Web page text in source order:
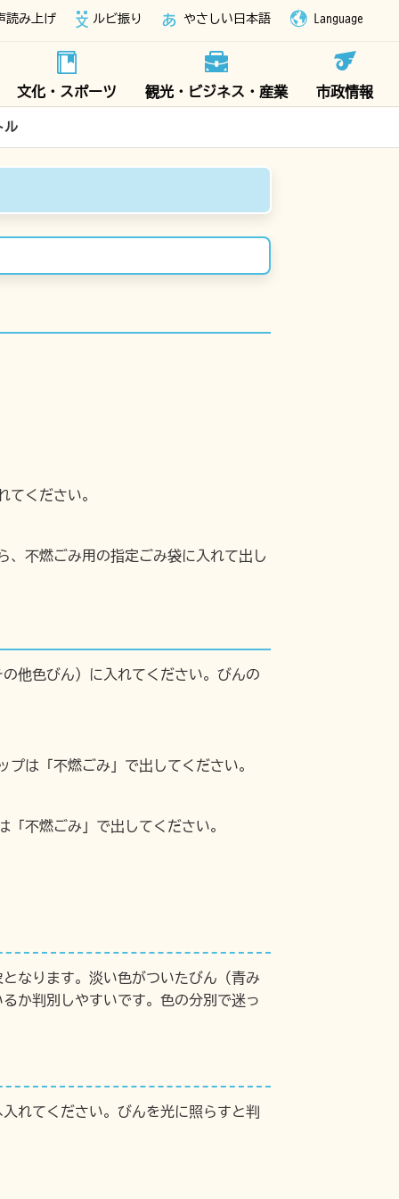
読み上げ ルビ振り やさしい日本語 Language
文化・スポーツ 観光・ビジネス・産業 市政情報
ル
てください。
、不燃ごみ用の指定ごみ袋に入れて出し
他色びん）に入れてください。びんの
は「不燃ごみ」で出してください。
不燃ごみ」で出してください。
なります。淡い色がついたびん（青み
か判別しやすいです。色の分別で迷っ
れてください。びんを光に照らすと判